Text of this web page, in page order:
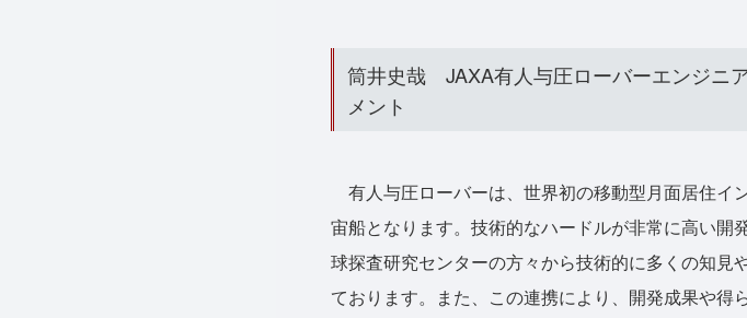
筒井史哉 JAXA有人与圧ローバーエンジニ
メント
有人与圧ローバーは、世界初の移動型月面居住イ
宙船となります。技術的なハードルが非常に高い
球探査研究センターの方々から技術的に多くの知見
ております。また、この連携により、開発成果や得